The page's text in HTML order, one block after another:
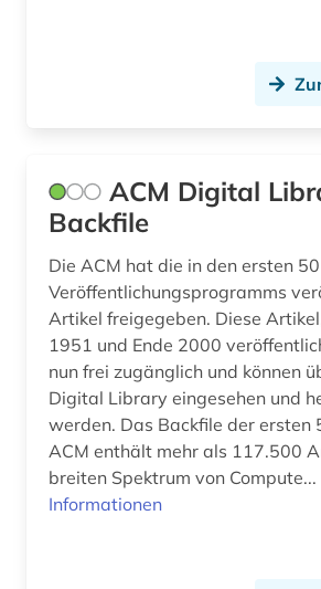
elektrochemie (3)
elektroindustrie (1)
elektronik (22)
elektronische komponenten (1)
elektronische zeitschrift (6)
elektronisches bauelement (1)
ACM Digital
Backfile
Die ACM hat die in den ersten
Veröffentlichungsprogramms
Artikel freigegeben. Diese
1951 und Ende 2000
nun frei zugänglich und können
Digital Library eingesehen und
werden. Das Backfile der ersten 50 Jahre der
ACM enthält mehr als 117.500
breiten Spektrum von Compute...
Informationen